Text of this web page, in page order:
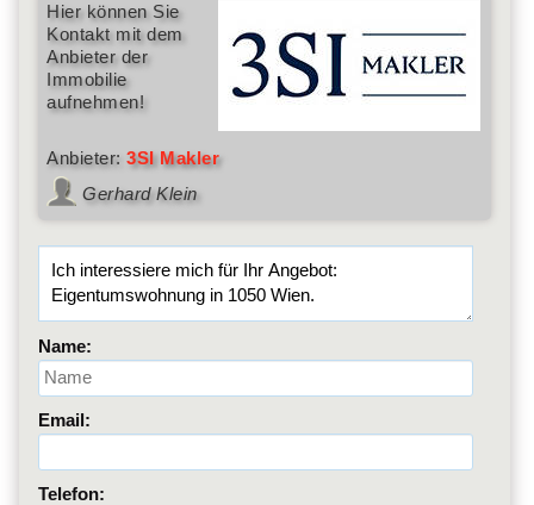
Hier können Sie
Kontakt mit dem
Anbieter der
Immobilie
aufnehmen!
Anbieter:3SI Makler
Gerhard Klein
Name:
Email:
Telefon: